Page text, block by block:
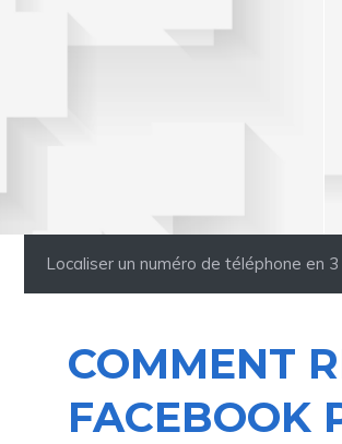
Localiser un numéro de téléphone en 3
COMMENT
FACEBOOK